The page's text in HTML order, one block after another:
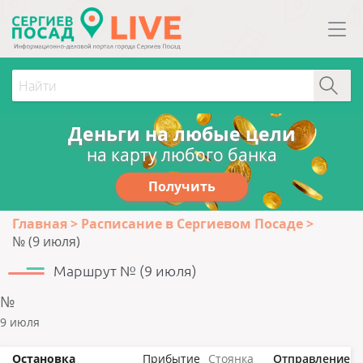
Деньги на любые цели
на карту любого банка
Получить
Главная
Расписание в Сергиевом Посаде
№ (9 июля)
Маршрут № (9 июля)
№
9 июля
Остановка Прибытие Стоянка Отправление